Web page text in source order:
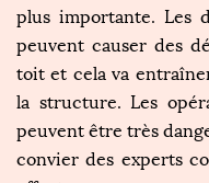
plus importante. Les
peuvent causer des
toit et cela va
la structure. Les
peuvent être très
convier des experts